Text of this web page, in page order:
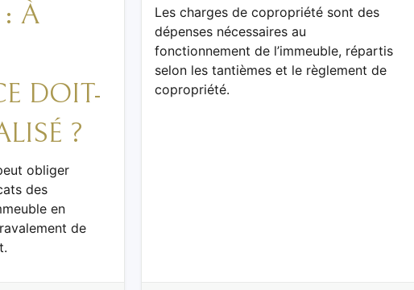
: À
DOIT-
?
obliger
des
en
de
Les charges de copropriété sont des
dépenses nécessaires au
fonctionnement de l’immeuble, répartis
selon les tantièmes et le règlement de
copropriété.